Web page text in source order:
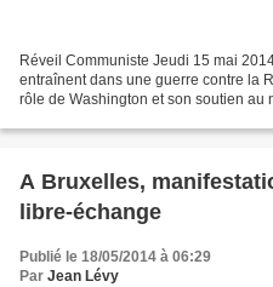
Réveil Communiste Jeudi 15 mai
entraînent dans une guerre contre la
rôle de Washington et son soutien au
A Bruxelles,
libre-échange
Publié le 18/05/2014 à 06:29
Par Jean Lévy